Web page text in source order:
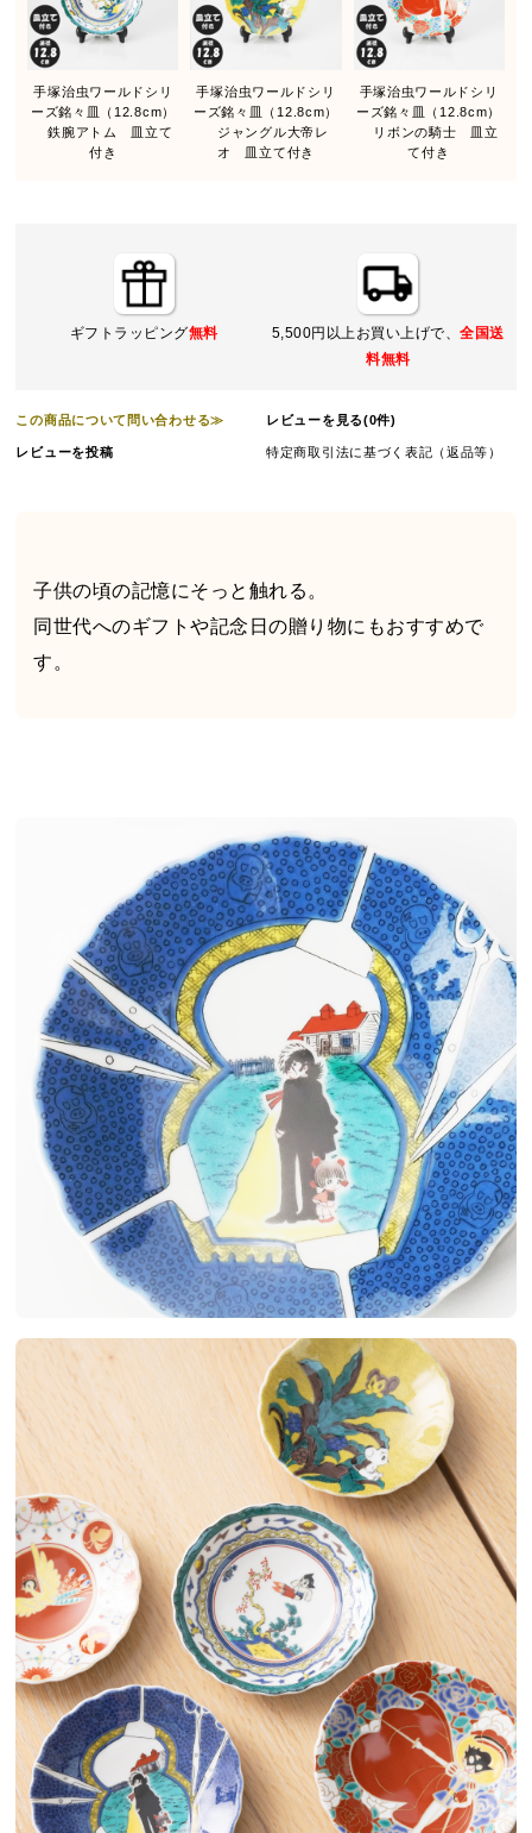
手塚治虫ワールドシリ
ーズ銘々皿（12.8cm）
鉄腕アトム 皿立て
付き
手塚治虫ワールドシリ
ーズ銘々皿（12.8cm）
ジャングル大帝レ
オ 皿立て付き
手塚治虫ワールドシリ
ーズ銘々皿（12.8cm）
リボンの騎士 皿立
て付き
ギフトラッピング無料 5,500円以上お買い上げで、全国送
料無料
この商品について問い合わせる≫ レビューを見る(0件)
レビューを投稿 特定商取引法に基づく表記（返品等）
子供の頃の記憶にそっと触れる。
同世代へのギフトや記念日の贈り物にもおすすめで
す。